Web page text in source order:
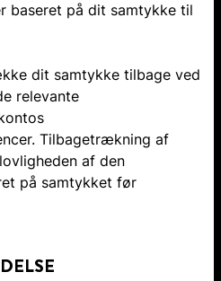
baseret på dit samtykke til
dit samtykke tilbage ved
relevante
Tilbagetrækning af
af den
på samtykket før